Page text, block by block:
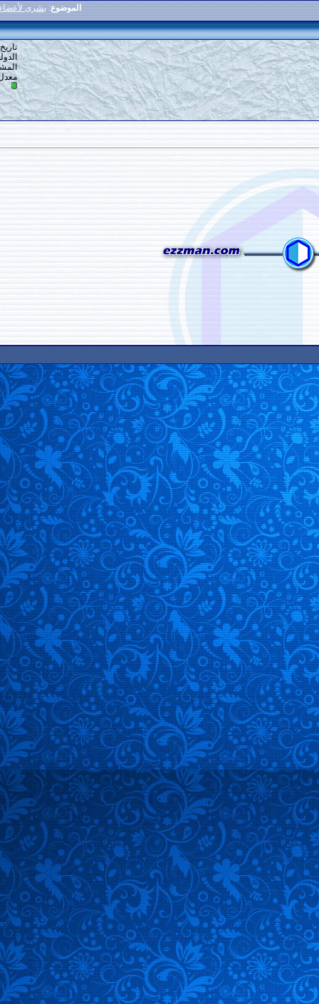
بشرى لأعضاء المنتدى فتح قسم جديد
#
8
تاريخ التسجيل: 26-07-2014
الدولة: بلاد الحرمين
المشاركات: 43
معدل تقييم المستوى: 0